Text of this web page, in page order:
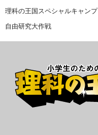
理科の王国スペシャルキャンプ
自由研究大作戦